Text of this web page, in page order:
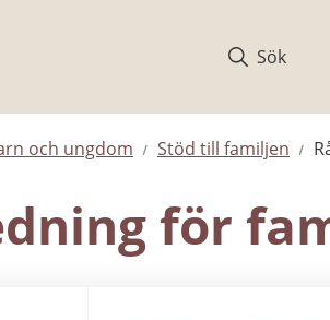
Sök
och ungdom Stöd till familjen
för